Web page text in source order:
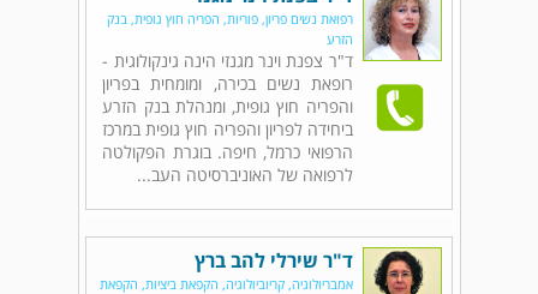
רפואת נשים פריון, פוריות, הפריה חוץ גופית, בנק
הזרע
ד"ר צפנת וינר מגנזי הינה גינקולוגית -
רופאת נשים בכירה, ומומחית בפריון
והפריה חוץ גופית, ומנהלת בנק הזרע
ביחידה לפריון והפריה חוץ גופית במרכז
הרפואי כרמל, חיפה. בוגרת הפקולטה
לרפואה של האוניברסיטה העב...
ד"ר שירלי להב ברץ
אמבריולוגיה, קריוביולוגיה, הקפאת ביציות, הקפאת